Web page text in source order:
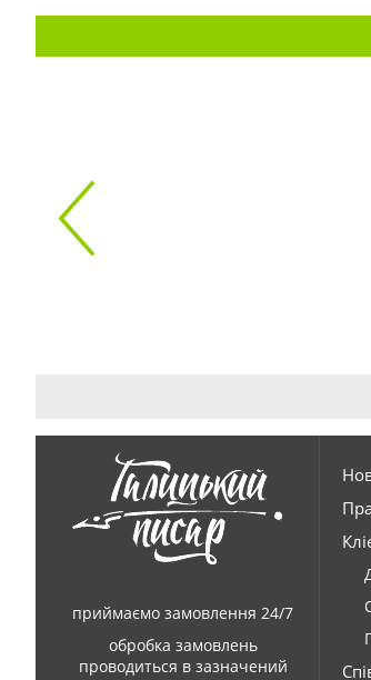
приймаємо замовлення 24/7
обробка замовлень
проводиться в зазначений